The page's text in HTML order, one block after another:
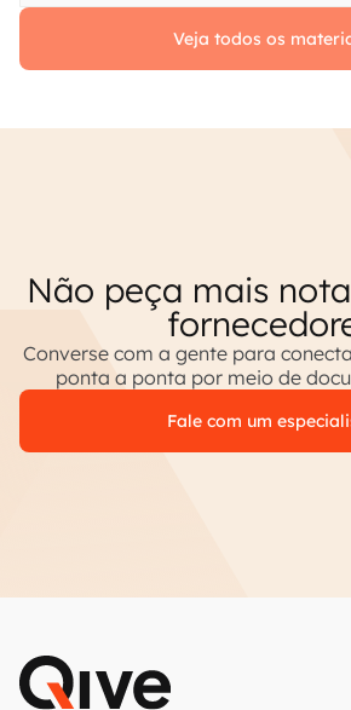
Veja todos os
Não peça mais
Converse com a gente para
ponta a ponta por meio de
Fale com um